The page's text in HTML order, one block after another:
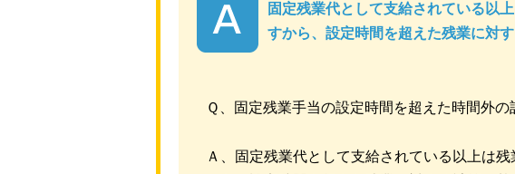
固定残業代として支給されている以
すから、設定時間を超えた残業に対
Ｑ、固定残業手当の設定時間を超えた時間外
Ａ、固定残業代として支給されている以上は